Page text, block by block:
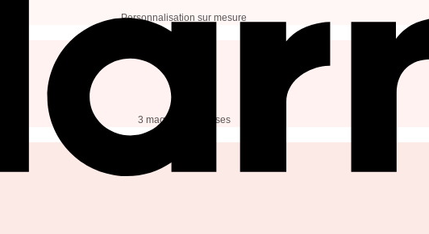
Personnalisation sur mesure
3 maquettes incluses